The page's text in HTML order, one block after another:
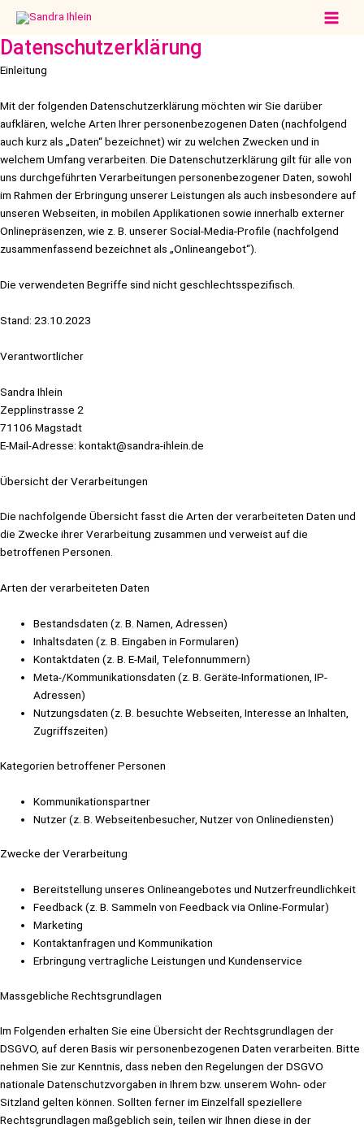
Inhalt
springen
Main
Datenschutzerklärung
Einleitung
Mit der folgenden Datenschutzerklärung möchten wir Sie darüber
aufklären, welche Arten Ihrer personenbezogenen Daten (nachfolgend
auch kurz als „Daten“ bezeichnet) wir zu welchen Zwecken und in
welchem Umfang verarbeiten. Die Datenschutzerklärung gilt für alle von
uns durchgeführten Verarbeitungen personenbezogener Daten, sowohl
im Rahmen der Erbringung unserer Leistungen als auch insbesondere auf
unseren Webseiten, in mobilen Applikationen sowie innerhalb externer
Onlinepräsenzen, wie z. B. unserer Social-Media-Profile (nachfolgend
zusammenfassend bezeichnet als „Onlineangebot“).
Die verwendeten Begriffe sind nicht geschlechtsspezifisch.
Stand: 23.10.2023
Verantwortlicher
Sandra Ihlein
Zepplinstrasse 2
71106 Magstadt
E-Mail-Adresse: kontakt@sandra-ihlein.de
Übersicht der Verarbeitungen
Die nachfolgende Übersicht fasst die Arten der verarbeiteten Daten und
die Zwecke ihrer Verarbeitung zusammen und verweist auf die
betroffenen Personen.
Arten der verarbeiteten Daten
Bestandsdaten (z. B. Namen, Adressen)
Inhaltsdaten (z. B. Eingaben in Formularen)
Kontaktdaten (z. B. E-Mail, Telefonnummern)
Meta-/Kommunikationsdaten (z. B. Geräte-Informationen, IP-
Adressen)
Nutzungsdaten (z. B. besuchte Webseiten, Interesse an Inhalten,
Zugriffszeiten)
Kategorien betroffener Personen
Kommunikationspartner
Nutzer (z. B. Webseitenbesucher, Nutzer von Onlinediensten)
Zwecke der Verarbeitung
Bereitstellung unseres Onlineangebotes und Nutzerfreundlichkeit
Feedback (z. B. Sammeln von Feedback via Online-Formular)
Marketing
Kontaktanfragen und Kommunikation
Erbringung vertragliche Leistungen und Kundenservice
Massgebliche Rechtsgrundlagen
Im Folgenden erhalten Sie eine Übersicht der Rechtsgrundlagen der
DSGVO, auf deren Basis wir personenbezogenen Daten verarbeiten. Bitte
nehmen Sie zur Kenntnis, dass neben den Regelungen der DSGVO
nationale Datenschutzvorgaben in Ihrem bzw. unserem Wohn- oder
Sitzland gelten können. Sollten ferner im Einzelfall speziellere
Rechtsgrundlagen maßgeblich sein, teilen wir Ihnen diese in der